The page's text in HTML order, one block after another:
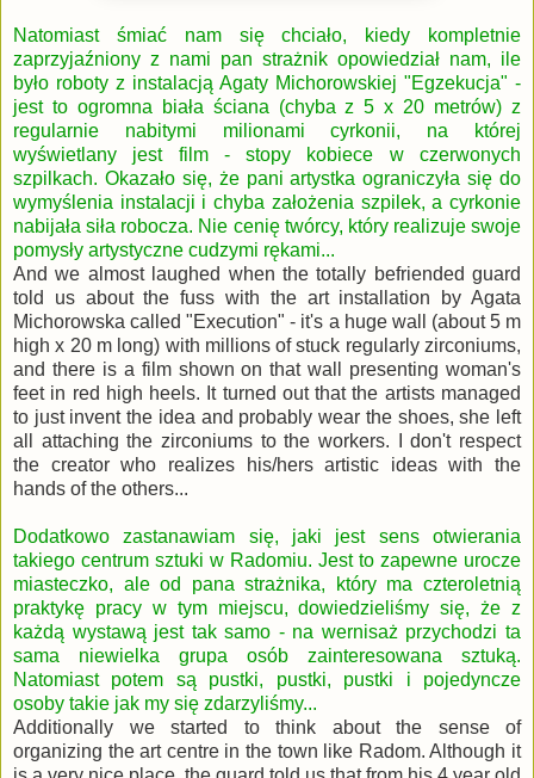
Natomiast śmiać nam się chciało, kiedy kompletnie
zaprzyjaźniony z nami pan strażnik opowiedział nam, ile
było roboty z instalacją Agaty Michorowskiej "Egzekucja" -
jest to ogromna biała ściana (chyba z 5 x 20 metrów) z
regularnie nabitymi milionami cyrkonii, na której
wyświetlany jest film - stopy kobiece w czerwonych
szpilkach. Okazało się, że pani artystka ograniczyła się do
wymyślenia instalacji i chyba założenia szpilek, a cyrkonie
nabijała siła robocza. Nie cenię twórcy, który realizuje swoje
pomysły artystyczne cudzymi rękami...
And we almost laughed when the totally befriended guard
told us about the fuss with the art installation by Agata
Michorowska called "Execution" - it's a huge wall (about 5 m
high x 20 m long) with millions of stuck regularly zirconiums,
and there is a film shown on that wall presenting woman's
feet in red high heels. It turned out that the artists managed
to just invent the idea and probably wear the shoes, she left
all attaching the zirconiums to the workers. I don't respect
the creator who realizes his/hers artistic ideas with the
hands of the others...
Dodatkowo zastanawiam się, jaki jest sens otwierania
takiego centrum sztuki w Radomiu. Jest to zapewne urocze
miasteczko, ale od pana strażnika, który ma czteroletnią
praktykę pracy w tym miejscu, dowiedzieliśmy się, że z
każdą wystawą jest tak samo - na wernisaż przychodzi ta
sama niewielka grupa osób zainteresowana sztuką.
Natomiast potem są pustki, pustki, pustki i pojedyncze
osoby takie jak my się zdarzyliśmy...
Additionally we started to think about the sense of
organizing the art centre in the town like Radom. Although it